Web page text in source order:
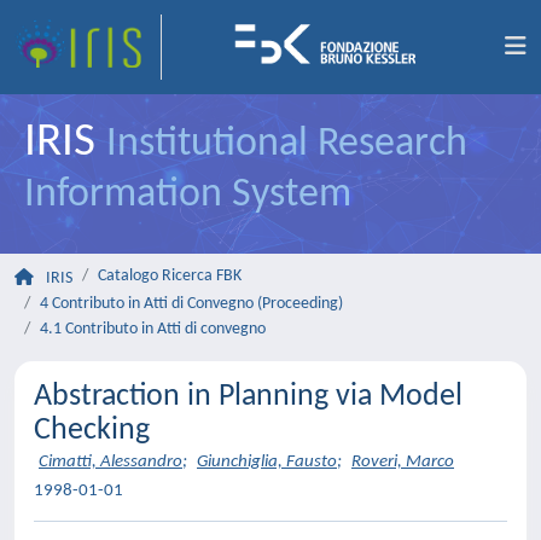
IRIS Institutional Research
Information System
IRIS
Catalogo Ricerca FBK
4 Contributo in Atti di Convegno (Proceeding)
4.1 Contributo in Atti di convegno
Abstraction in Planning via Model
Checking
Cimatti, Alessandro; Giunchiglia, Fausto; Roveri, Marco
1998-01-01